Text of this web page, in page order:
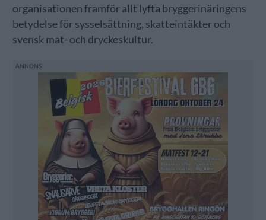
organisationen framför allt lyfta bryggerinäringens
betydelse för sysselsättning, skatteintäkter och
svensk mat- och dryckeskultur.